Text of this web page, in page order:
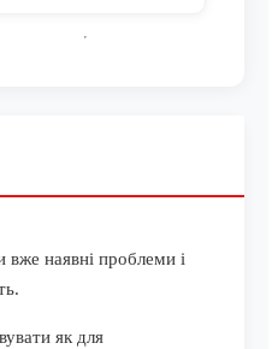
вже наявні проблеми і
як для